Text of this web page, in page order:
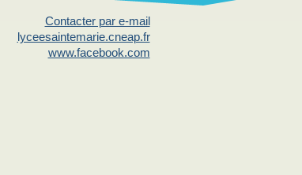
Contacter par e-mail
lyceesaintemarie.cneap.fr
www.facebook.com